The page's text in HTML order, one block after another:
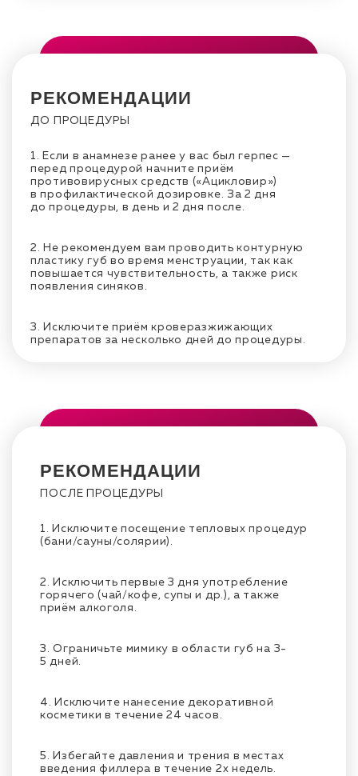
РЕКОМЕНДАЦИИ
ДО ПРОЦЕДУРЫ
1. Если в анамнезе ранее у вас был герпес —
перед процедурой начните приём
противовирусных средств («Ацикловир»)
в профилактической дозировке. За 2 дня
до процедуры, в день и 2 дня после.
2. Не рекомендуем вам проводить контурную
пластику губ во время менструации, так как
повышается чувствительность, а также риск
появления синяков.
3. Исключите приём кроверазжижающих
препаратов за несколько дней до процедуры.
РЕКОМЕНДАЦИИ
ПОСЛЕ ПРОЦЕДУРЫ
1. Исключите посещение тепловых процедур
(бани/сауны/солярии).
2. Исключить первые 3 дня употребление
горячего (чай/кофе, супы и др.), а также
приём алкоголя.
3. Ограничьте мимику в области губ на 3-
5 дней.
4. Исключите нанесение декоративной
косметики в течение 24 часов.
5. Избегайте давления и трения в местах
введения филлера в течение 2х недель.